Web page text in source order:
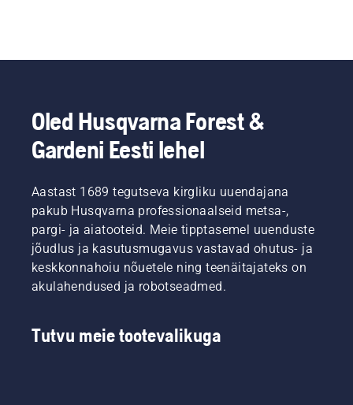
Oled Husqvarna Forest &
Gardeni Eesti lehel
Aastast 1689 tegutseva kirgliku uuendajana
pakub Husqvarna professionaalseid metsa-,
pargi- ja aiatooteid. Meie tipptasemel uuenduste
jõudlus ja kasutusmugavus vastavad ohutus- ja
keskkonnahoiu nõuetele ning teenäitajateks on
akulahendused ja robotseadmed.
Tutvu meie tootevalikuga